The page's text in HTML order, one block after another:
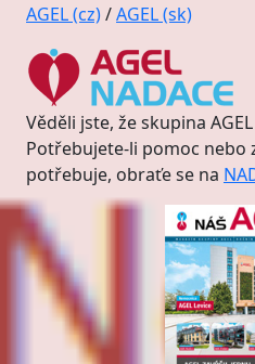
AGEL (cz)/AGEL (sk)
Věděli jste, že skupina
Potřebujete-li pomoc nebo
potřebuje, obraťe se na